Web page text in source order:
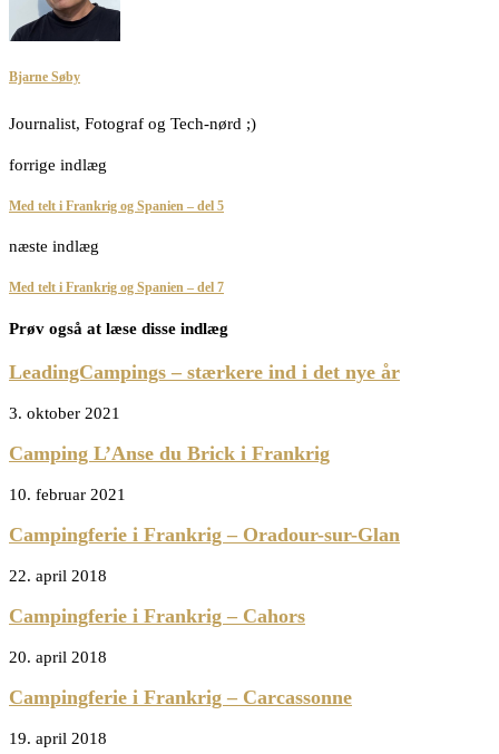
Bjarne Søby
Journalist, Fotograf og Tech-nørd ;)
forrige indlæg
Med telt i Frankrig og Spanien – del 5
næste indlæg
Med telt i Frankrig og Spanien – del 7
Prøv også at læse disse indlæg
LeadingCampings – stærkere ind i det nye år
3. oktober 2021
Camping L’Anse du Brick i Frankrig
10. februar 2021
Campingferie i Frankrig – Oradour-sur-Glan
22. april 2018
Campingferie i Frankrig – Cahors
20. april 2018
Campingferie i Frankrig – Carcassonne
19. april 2018